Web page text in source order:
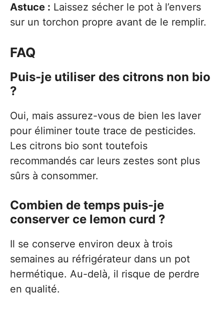
Astuce : Laissez sécher le pot à l’envers
sur un torchon propre avant de le remplir.
FAQ
Puis-je utiliser des citrons non bio
?
Oui, mais assurez-vous de bien les laver
pour éliminer toute trace de pesticides.
Les citrons bio sont toutefois
recommandés car leurs zestes sont plus
sûrs à consommer.
Combien de temps puis-je
conserver ce lemon curd ?
Il se conserve environ deux à trois
semaines au réfrigérateur dans un pot
hermétique. Au-delà, il risque de perdre
en qualité.